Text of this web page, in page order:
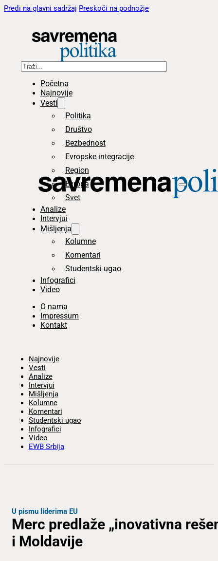
Pređi na glavni sadržaj Preskoči na podnožje
Pretraga
Početna
Najnovije
Vesti
Politika
Društvo
Bezbednost
Evropske integracije
Region
Evropa
Svet
Analize
Intervjui
Mišljenja
Kolumne
Komentari
Studentski ugao
Infografici
Video
O nama
Impressum
Kontakt
Najnovije
Vesti
Analize
Intervjui
Mišljenja
Kolumne
Komentari
Studentski ugao
Infografici
Video
EWB Srbija
U pismu liderima EU
Merc predlaže „inovativna
i Moldavije